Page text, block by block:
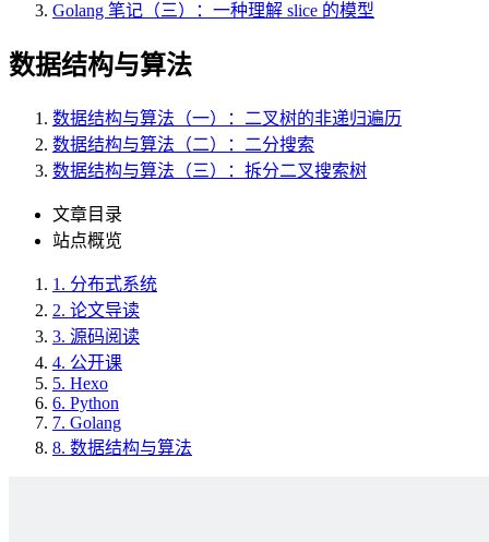
Golang 笔记（三）：一种理解 slice 的模型
数据结构与算法
数据结构与算法（一）：二叉树的非递归遍历
数据结构与算法（二）：二分搜索
数据结构与算法（三）：拆分二叉搜索树
文章目录
站点概览
1. 分布式系统
2. 论文导读
3. 源码阅读
4. 公开课
5. Hexo
6. Python
7. Golang
8. 数据结构与算法